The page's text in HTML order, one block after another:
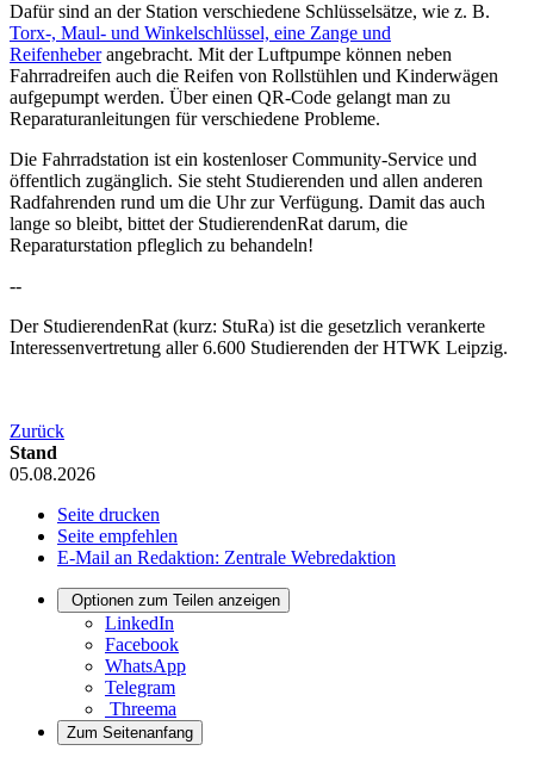
Dafür sind an der Station verschiedene Schlüsselsätze, wie z. B.
Torx-, Maul- und Winkelschlüssel, eine Zange und
Reifenheberangebracht. Mit der Luftpumpe können neben
Fahrradreifen auch die Reifen von Rollstühlen und Kinderwägen
aufgepumpt werden. Über einen QR-Code gelangt man zu
Reparaturanleitungen für verschiedene Probleme.
Die Fahrradstation ist ein kostenloser Community-Service und
öffentlich zugänglich. Sie steht Studierenden und allen anderen
Radfahrenden rund um die Uhr zur Verfügung. Damit das auch
lange so bleibt, bittet der StudierendenRat darum, die
Reparaturstation pfleglich zu behandeln!
--
Der StudierendenRat (kurz: StuRa) ist die gesetzlich verankerte
Interessenvertretung aller 6.600 Studierenden der HTWK Leipzig.
Zurück
Stand
05.08.2026
Seite drucken
Seite empfehlen
E-Mail an Redaktion: Zentrale Webredaktion
Optionen zum Teilen anzeigen
LinkedIn
Facebook
WhatsApp
Telegram
Threema
Zum Seitenanfang